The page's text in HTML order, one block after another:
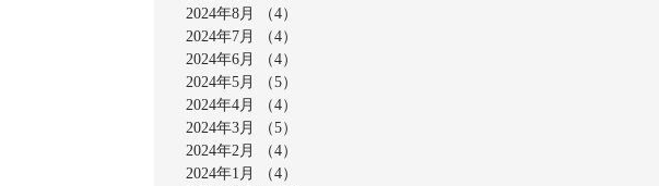
2024年8月
（4）
2024年7月
（4）
2024年6月
（4）
2024年5月
（5）
2024年4月
（4）
2024年3月
（5）
2024年2月
（4）
2024年1月
（4）